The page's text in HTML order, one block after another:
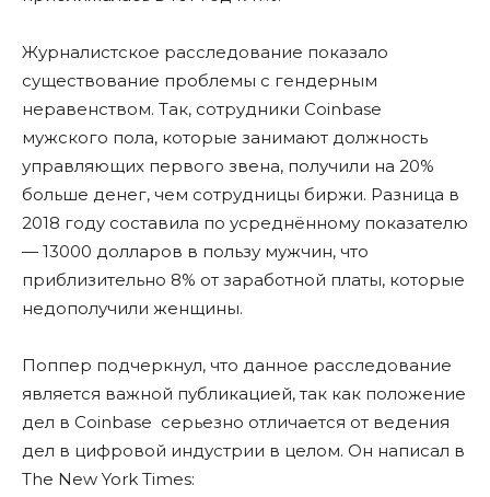
Журналистское расследование показало
существование проблемы с гендерным
неравенством. Так, сотрудники Coinbase
мужского пола, которые занимают должность
управляющих первого звена, получили на 20%
больше денег, чем сотрудницы биржи. Разница в
2018 году составила по усреднённому показателю
— 13000 долларов в пользу мужчин, что
приблизительно 8% от заработной платы, которые
недополучили женщины.
Поппер подчеркнул, что данное расследование
является важной публикацией, так как положение
дел в Coinbase серьезно отличается от ведения
дел в цифровой индустрии в целом. Он написал в
The New York Times: